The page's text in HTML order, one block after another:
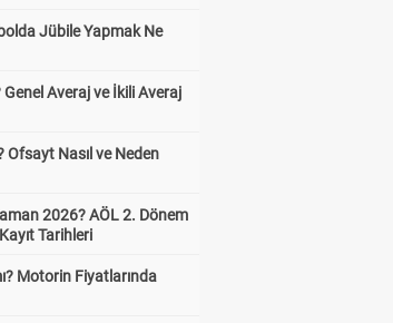
Jübile Yapmak Ne
Averaj ve İkili Averaj
Nasıl ve Neden
2026? AÖL 2. Dönem
Tarihleri
Motorin Fiyatlarında